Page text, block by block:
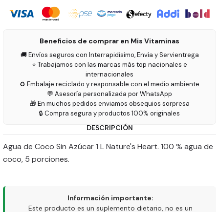
Beneficios de comprar en Mis Vitaminas
🚚 Envíos seguros con Interrapidísimo, Envía y Servientrega
⭐ Trabajamos con las marcas más top nacionales e
internacionales
♻️ Embalaje reciclado y responsable con el medio ambiente
💬 Asesoría personalizada por WhatsApp
🎁 En muchos pedidos enviamos obsequios sorpresa
🔒 Compra segura y productos 100% originales
DESCRIPCIÓN
Agua de Coco Sin Azúcar 1 L Nature's Heart. 100 % agua de
coco, 5 porciones.
Información importante:
Este producto es un suplemento dietario, no es un